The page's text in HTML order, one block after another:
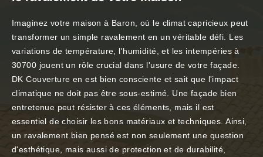
Imaginez votre maison à Baron, où le climat capricieux peut
transformer un simple ravalement en un véritable défi. Les
variations de température, l'humidité, et les intempéries à
30700 jouent un rôle crucial dans l'usure de votre façade.
DK Couverture en est bien consciente et sait que l'impact
climatique ne doit pas être sous-estimé. Une façade bien
entretenue peut résister à ces éléments, mais il est
essentiel de choisir les bons matériaux et techniques. Ainsi,
un ravalement bien pensé est non seulement une question
d'esthétique, mais aussi de protection et de durabilité,